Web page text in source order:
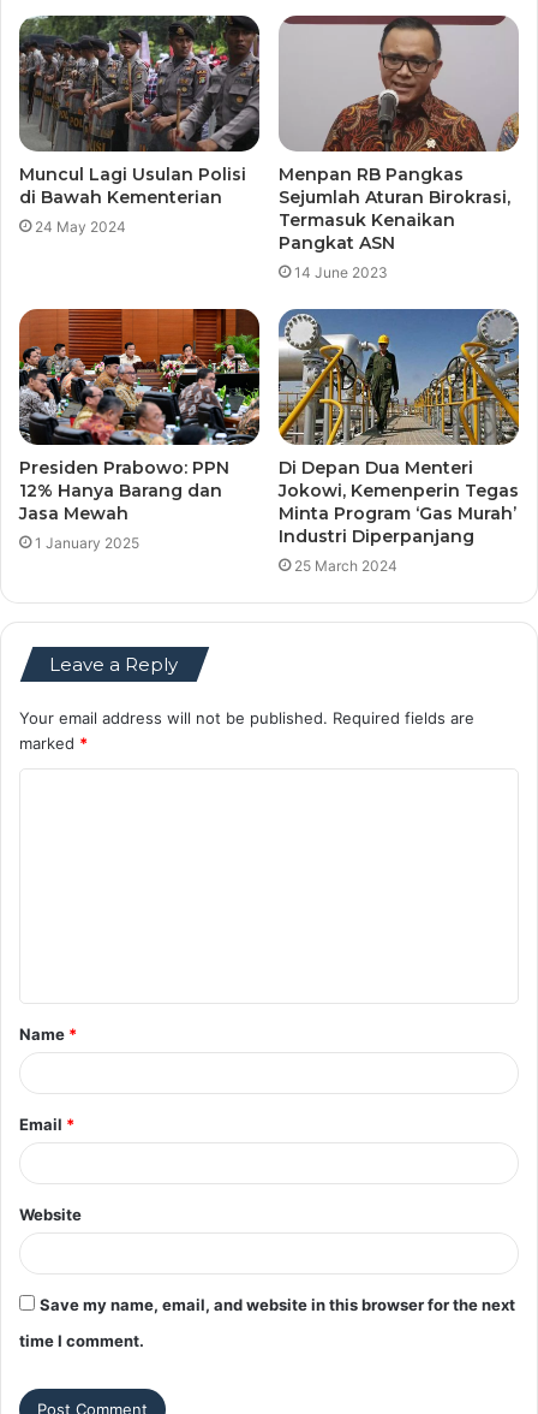
Muncul Lagi Usulan Polisi
di Bawah Kementerian
24 May 2024
Menpan RB Pangkas
Sejumlah Aturan Birokrasi,
Termasuk Kenaikan
Pangkat ASN
14 June 2023
Presiden Prabowo: PPN
12% Hanya Barang dan
Jasa Mewah
1 January 2025
Di Depan Dua Menteri
Jokowi, Kemenperin Tegas
Minta Program ‘Gas Murah’
Industri Diperpanjang
25 March 2024
Leave a Reply
Your email address will not be published. Required fields are
marked *
t
*
Name *
Email *
Website
Save my name, email, and website in this browser for the next
time I comment.